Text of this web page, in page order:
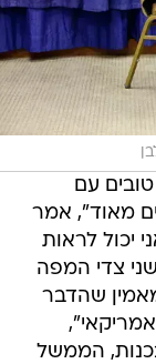
עם
מאוד", אמר
יכול לראות
צדי המפה
שהדבר
הממשל